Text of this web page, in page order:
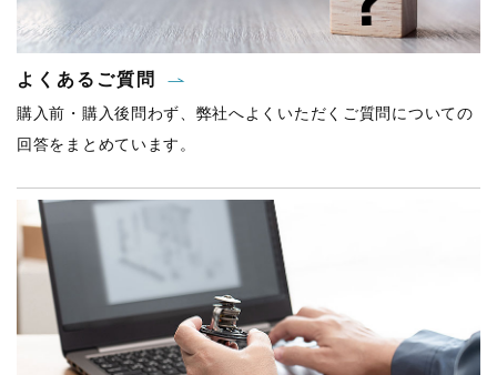
よくあるご質問
購入前・購入後問わず、弊社へよくいただくご質問についての
回答をまとめています。